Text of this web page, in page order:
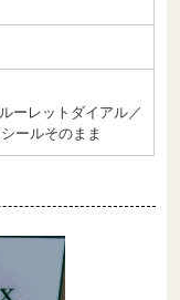
ーレットダイアル／
ールそのまま